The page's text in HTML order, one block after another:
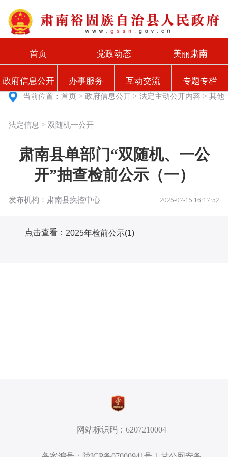
首页 党政动态 美丽肃南
政府信息公开 办事服务 互动交流 专题专栏
当前位置：首页 >政府信息公开 >法定主动公开内容 >其他
法定信息 > 双随机一公开
肃南县单部门“双随机、一公
开”抽查检前公示（一）
发布机构：肃南县疾控中心 2025-07-15 16:17:52
点击查看： 2025年检前公示(1)
网站标识码：6207210004